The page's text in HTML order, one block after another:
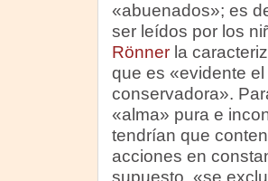
«abuenados»; es
ser leídos por los
Rönnerla
que es «evidente
conservadora».
«alma» pura e
tendrían que
acciones en
supuesto, «se